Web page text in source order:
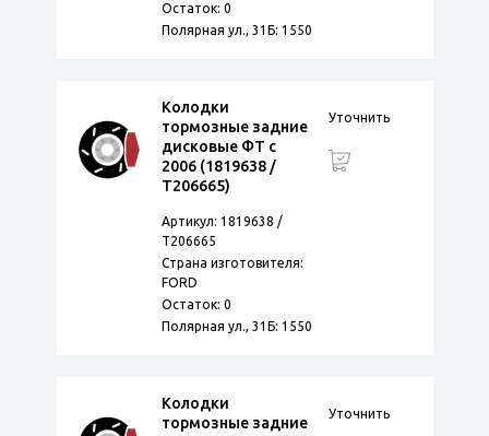
Остаток: 0
Полярная ул., 31Б: 1550
Колодки
тормозные задние
дисковые ФТ с
2006 (1819638 /
T206665)
Артикул: 1819638 /
T206665
Страна изготовителя:
FORD
Остаток: 0
Полярная ул., 31Б: 1550
Уточнить
Колодки
тормозные задние
Уточнить